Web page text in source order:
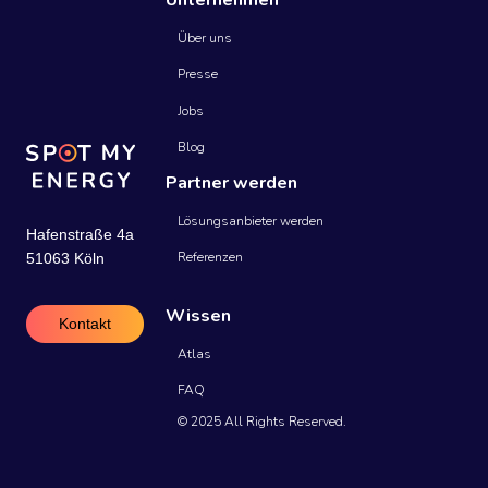
Hafenstraße 4a
51063 Köln
Kontakt
Über uns
Presse
Jobs
Blog
Partner werden
Lösungsanbieter werden
Referenzen
Wissen
Atlas
FAQ
© 2025 All Rights Reserved.